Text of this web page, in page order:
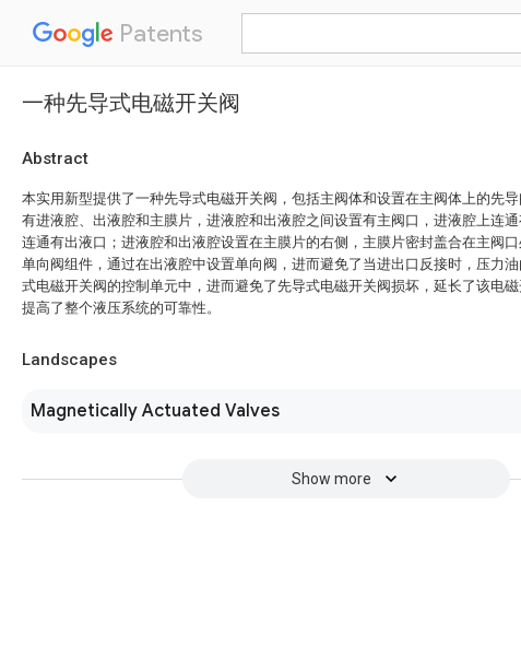
Patents
一种先导式电磁开关阀
Abstract
本实用新型提供了一种先导式电磁开关阀，包括主阀体和设置在主阀体上的先
有进液腔、出液腔和主膜片，进液腔和出液腔之间设置有主阀口，进液腔上连
连通有出液口；进液腔和出液腔设置在主膜片的右侧，主膜片密封盖合在主阀
单向阀组件，通过在出液腔中设置单向阀，进而避免了当进出口反接时，压力
式电磁开关阀的控制单元中，进而避免了先导式电磁开关阀损坏，延长了该电磁
提高了整个液压系统的可靠性。
Landscapes
Magnetically Actuated Valves
Show more